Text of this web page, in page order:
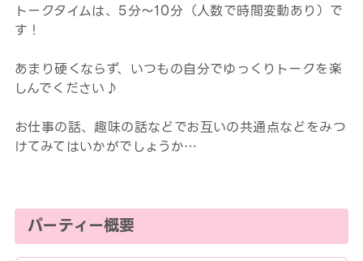
トークタイムは、5分～10分（人数で時間変動あり）で
す！
あまり硬くならず、いつもの自分でゆっくりトークを楽
しんでください♪
お仕事の話、趣味の話などでお互いの共通点などをみつ
けてみてはいかがでしょうか…
パーティー概要